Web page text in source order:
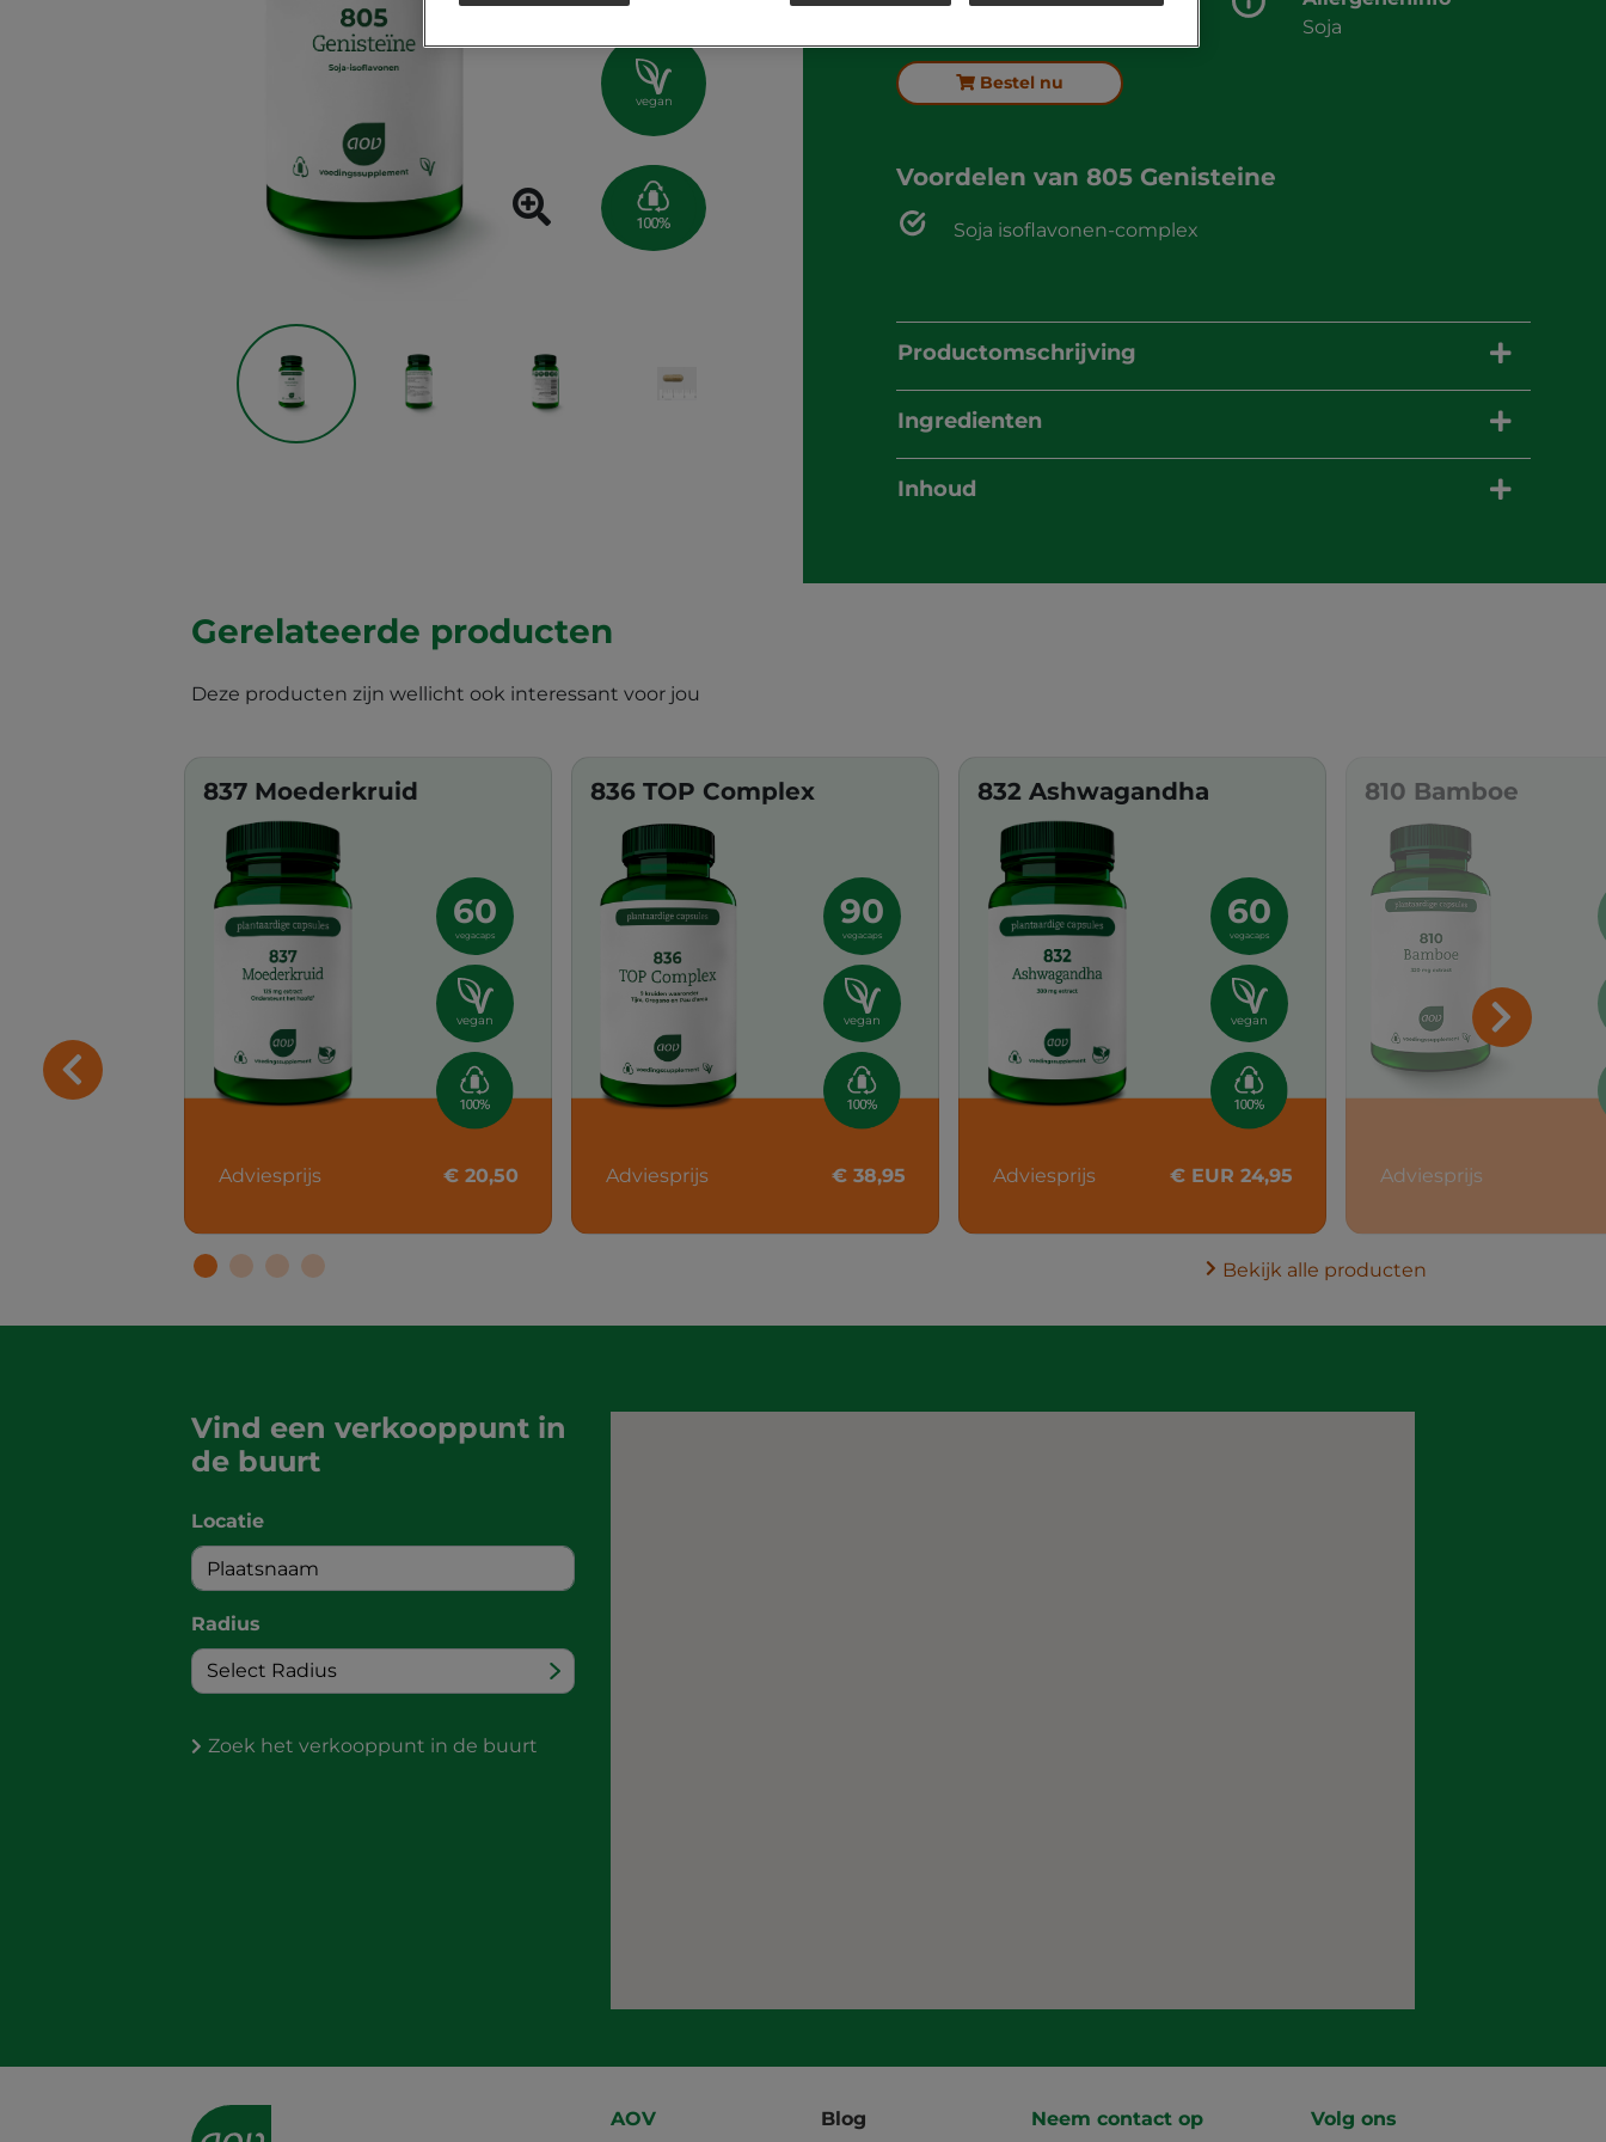
vegan
Soja
Bestel nu
Voordelen van 805 Genisteine
Soja isoflavonen-complex
Productomschrijving
Ingredienten
Inhoud
Gerelateerde producten
Deze producten zijn wellicht ook interessant voor jou
837 Moederkruid
60
vegacaps
vegan
Adviesprijs € 20,50
836 TOP Complex
90
vegacaps
vegan
Adviesprijs € 38,95
832 Ashwagandha
60
vegacaps
vegan
Adviesprijs € EUR 24,95
810 Bamboe
Adviesprijs
Bekijk alle producten
Vind een verkooppunt in
de buurt
Locatie
Radius
Zoek het verkooppunt in de buurt
AOV Blog Neem contact op Volg ons